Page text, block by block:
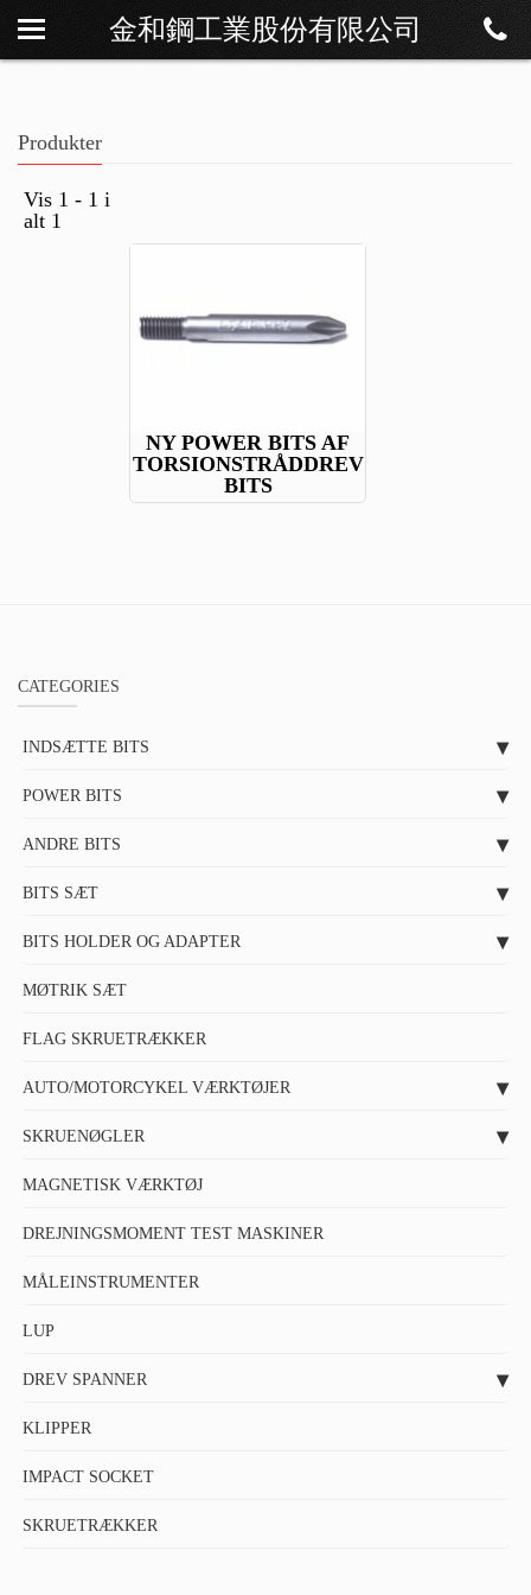
金和鋼工業股份有限公司
Om os
Kontakt
Produkter
Vis 1 - 1 i
alt 1
NY POWER BITS AF
TORSIONSTRÅDDREV
BITS
CATEGORIES
INDSÆTTE BITS
POWER BITS
ANDRE BITS
BITS SÆT
BITS HOLDER OG ADAPTER
MØTRIK SÆT
FLAG SKRUETRÆKKER
AUTO/MOTORCYKEL VÆRKTØJER
SKRUENØGLER
MAGNETISK VÆRKTØJ
DREJNINGSMOMENT TEST MASKINER
MÅLEINSTRUMENTER
LUP
DREV SPANNER
KLIPPER
IMPACT SOCKET
SKRUETRÆKKER